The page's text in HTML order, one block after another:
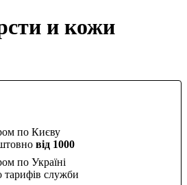
и кожи
по Києву
від 1000
по Україні
тарифів служби